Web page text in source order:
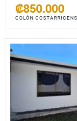
₡850.000
COLÓN